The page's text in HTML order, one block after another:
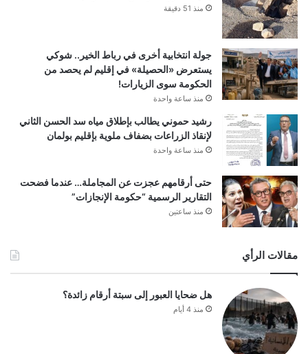
منذ 51 دقيقة
جولة انتخابية أخرى في رباط الخير.. شوكي
يستعرض «الحصيلة» في إقليم لم يحصد من
الحكومة سوى الزيارات!
منذ ساعة واحدة
رشيد حموني يطالب بإطلاق مياه سد الحسن الثاني
لإنقاذ الزراعات بضفاف ملوية بإقليم بولمان
منذ ساعة واحدة
حتى أرقامهم عجزت عن المجاملة… عندما فضحت
التقارير الرسمية “حكومة الإنجازات”
منذ ساعتين
مقالات الرأي
هل ضحايا العبور إلى سبتة أرقام زائدة؟
منذ 4 أيام